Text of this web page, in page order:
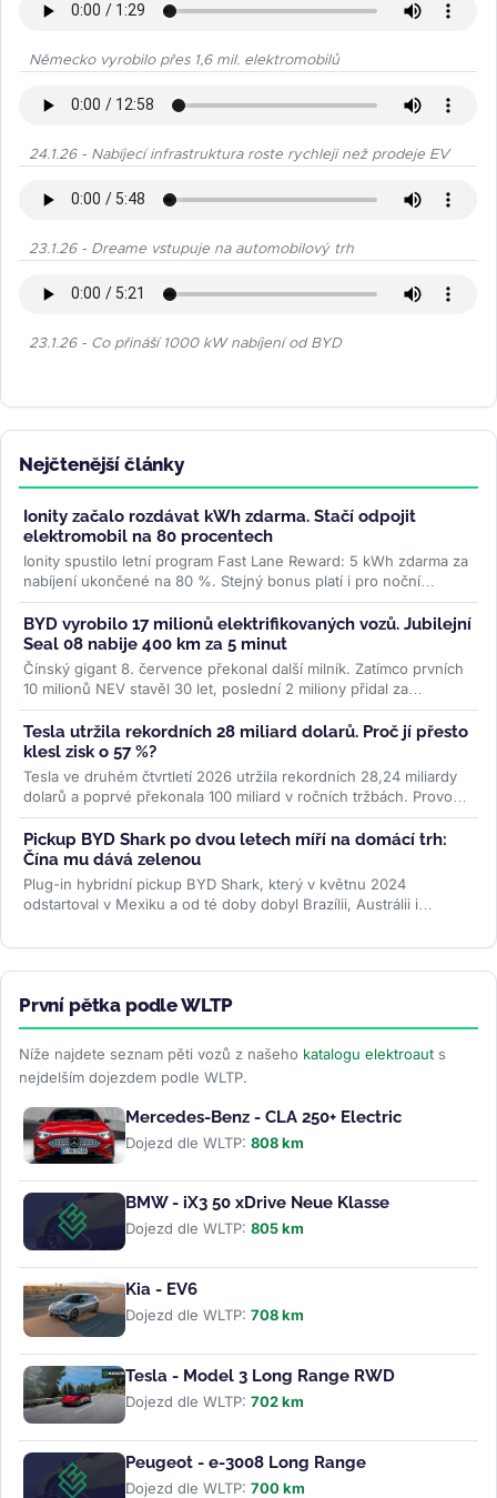
Německo vyrobilo přes 1,6 mil. elektromobilů
24.1.26 - Nabíjecí infrastruktura roste rychleji než prodeje EV
23.1.26 - Dreame vstupuje na automobilový trh
23.1.26 - Co přináší 1000 kW nabíjení od BYD
Nejčtenější články
Ionity začalo rozdávat kWh zdarma. Stačí odpojit
elektromobil na 80 procentech
Ionity spustilo letní program Fast Lane Reward: 5 kWh zdarma za
nabíjení ukončené na 80 %. Stejný bonus platí i pro noční
nabíjení....>>
BYD vyrobilo 17 milionů elektrifikovaných vozů. Jubilejní
Seal 08 nabije 400 km za 5 minut
Čínský gigant 8. července překonal další milník. Zatímco prvních
10 milionů NEV stavěl 30 let, poslední 2 miliony přidal za
necelých...>>
Tesla utržila rekordních 28 miliard dolarů. Proč jí přesto
klesl zisk o 57 %?
Tesla ve druhém čtvrtletí 2026 utržila rekordních 28,24 miliardy
dolarů a poprvé překonala 100 miliard v ročních tržbách. Provozní
zisk...>>
Pickup BYD Shark po dvou letech míří na domácí trh:
Čína mu dává zelenou
Plug-in hybridní pickup BYD Shark, který v květnu 2024
odstartoval v Mexiku a od té doby dobyl Brazílii, Austrálii i
První pětka podle WLTP
Níže najdete seznam pěti vozů z našeho katalogu elektroaut s
nejdelším dojezdem podle WLTP.
Mercedes-Benz - CLA 250+ Electric
Dojezd dle WLTP: 808 km
BMW - iX3 50 xDrive Neue Klasse
Dojezd dle WLTP: 805 km
Kia - EV6
Dojezd dle WLTP: 708 km
Tesla - Model 3 Long Range RWD
Dojezd dle WLTP: 702 km
Peugeot - e-3008 Long Range
Dojezd dle WLTP: 700 km